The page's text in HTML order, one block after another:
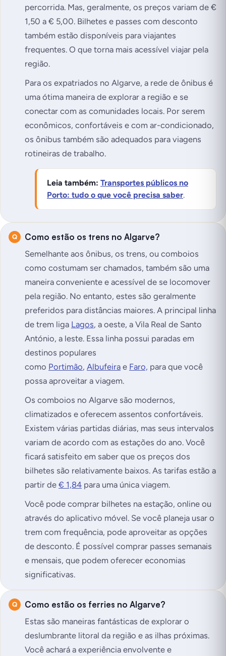
percorrida. Mas, geralmente, os preços variam de €
1,50 a € 5,00. Bilhetes e passes com desconto
também estão disponíveis para viajantes
frequentes. O que torna mais acessível viajar pela
região.
Para os expatriados no Algarve, a rede de ônibus é
uma ótima maneira de explorar a região e se
conectar com as comunidades locais. Por serem
econômicos, confortáveis e com ar-condicionado,
os ônibus também são adequados para viagens
rotineiras de trabalho.
Leia também: Transportes públicos no
Porto: tudo o que você precisa saber.
Como estão os trens no Algarve?
Semelhante aos ônibus, os trens, ou comboios
como costumam ser chamados, também são uma
maneira conveniente e acessível de se locomover
pela região. No entanto, estes são geralmente
preferidos para distâncias maiores. A principal linha
de trem liga Lagos, a oeste, a Vila Real de Santo
António, a leste. Essa linha possui paradas em
destinos populares
como Portimão, Albufeira e Faro, para que você
possa aproveitar a viagem.
Os comboios no Algarve são modernos,
climatizados e oferecem assentos confortáveis.
Existem várias partidas diárias, mas seus intervalos
variam de acordo com as estações do ano. Você
ficará satisfeito em saber que os preços dos
bilhetes são relativamente baixos. As tarifas estão a
partir de € 1,84 para uma única viagem.
Você pode comprar bilhetes na estação, online ou
através do aplicativo móvel. Se você planeja usar o
trem com frequência, pode aproveitar as opções
de desconto. É possível comprar passes semanais
e mensais, que podem oferecer economias
significativas.
Como estão os ferries no Algarve?
Estas são maneiras fantásticas de explorar o
deslumbrante litoral da região e as ilhas próximas.
Você achará a experiência envolvente e